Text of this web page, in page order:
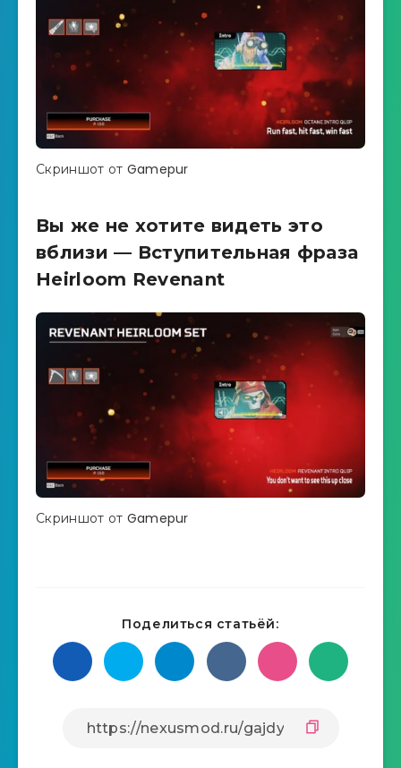
Скриншот от Gamepur
Вы же не хотите видеть это
вблизи — Вступительная фраза
Heirloom Revenant
Скриншот от Gamepur
Поделиться статьёй: